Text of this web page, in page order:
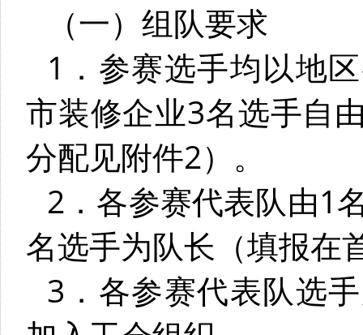
（一）组队要求
1．参赛选手均以地
市装修企业3名选手自
分配见附件2）。
2．各参赛代表队由1
名选手为队长（填报在
3．各参赛代表队选